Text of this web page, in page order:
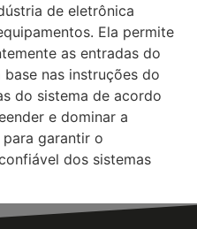
de eletrônica
Ela permite
as entradas do
nas instruções do
do sistema de acordo
e dominar a
garantir o
dos sistemas